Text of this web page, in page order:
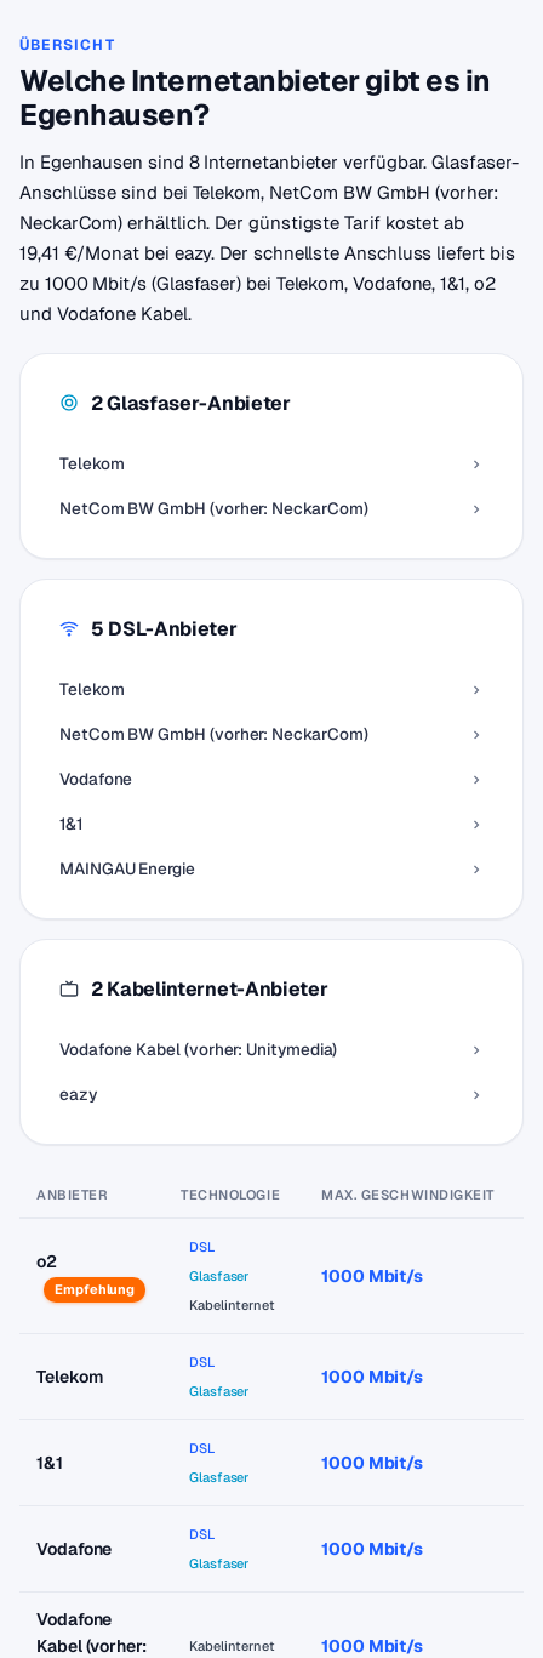
ÜBERSICHT
Welche Internetanbieter gibt es in
Egenhausen?
In Egenhausen sind 8 Internetanbieter verfügbar. Glasfaser-
Anschlüsse sind bei Telekom, NetCom BW GmbH (vorher:
NeckarCom) erhältlich. Der günstigste Tarif kostet ab
19,41 €/Monat bei eazy. Der schnellste Anschluss liefert bis
zu 1000 Mbit/s (Glasfaser) bei Telekom, Vodafone, 1&1, o2
und Vodafone Kabel.
2 Glasfaser-Anbieter
Telekom
NetCom BW GmbH (vorher: NeckarCom)
5 DSL-Anbieter
Telekom
NetCom BW GmbH (vorher: NeckarCom)
Vodafone
1&1
MAINGAU Energie
2 Kabelinternet-Anbieter
Vodafone Kabel (vorher: Unitymedia)
eazy
ANBIETER TECHNOLOGIE MAX. GESCHWINDIGKEIT
o2
Empfehlung
DSL
Glasfaser
Kabelinternet
1000 Mbit/s
Telekom
DSL
Glasfaser
1000 Mbit/s
1&1
DSL
Glasfaser
1000 Mbit/s
Vodafone
DSL
Glasfaser
1000 Mbit/s
Vodafone
Kabel (vorher:
Kabelinternet 1000 Mbit/s